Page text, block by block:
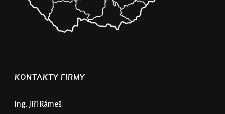
KONTAKTY FIRMY
Ing. Jiří Rámeš